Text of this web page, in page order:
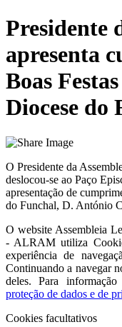
Presidente
apresenta
Boas
Diocese do
O Presidente da
deslocou-se ao Paço
apresentação de
do Funchal, D. António
O website Assembleia
- ALRAM utiliza
experiência de
Continuando a navegar
deles. Para
proteção de dados e de
Cookies facultativos